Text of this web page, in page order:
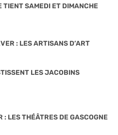
TIENT SAMEDI ET DIMANCHE
: LES ARTISANS D’ART
LES JACOBINS
: LES THÉÂTRES DE GASCOGNE